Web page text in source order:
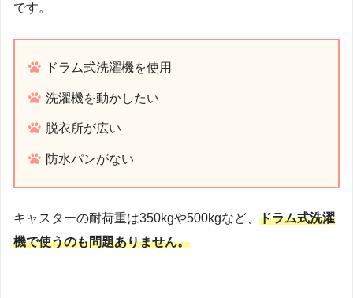
です。
ドラム式洗濯機を使用
洗濯機を動かしたい
脱衣所が広い
防水パンがない
キャスターの耐荷重は350kgや500kgなど、 ドラム式洗濯
機で使うのも問題ありません。